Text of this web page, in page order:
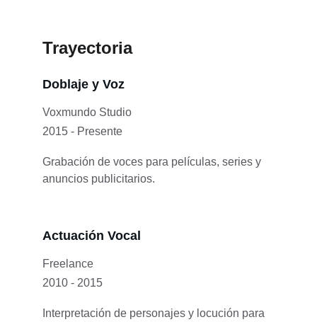
Trayectoria
Doblaje y Voz
Voxmundo Studio
2015 - Presente
Grabación de voces para películas, series y
anuncios publicitarios.
Actuación Vocal
Freelance
2010 - 2015
Interpretación de personajes y locución para